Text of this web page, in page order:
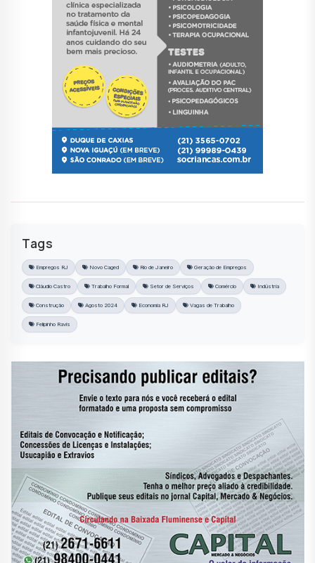
Tags
Empregos RJ Novo Caged Rio de Janeiro Geração de Empregos
Cláudio Castro Trabalho Formal Setor de Serviços Comércio Indústria
Construção Agosto 2024 Economia RJ Vagas de Trabalho
Felipinho Ravis